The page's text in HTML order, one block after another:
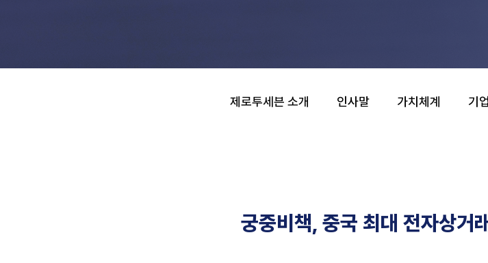
제로투세븐 소개 인사말 가치체계 기
궁중비책, 중국 최대 전자상거